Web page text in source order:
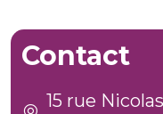
Contact
15 rue